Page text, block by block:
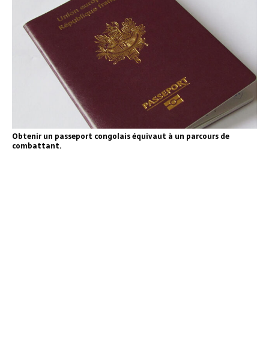
Obtenir un passeport congolais équivaut à un parcours de
combattant.